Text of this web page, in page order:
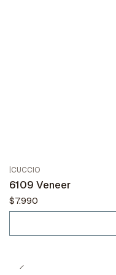
Agotado
CUCCIO
6109 Veneer
$7.990